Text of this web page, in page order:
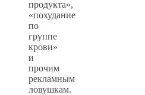
продукта»,
«похудание
по
группе
крови»
и
прочим
рекламным
ловушкам.